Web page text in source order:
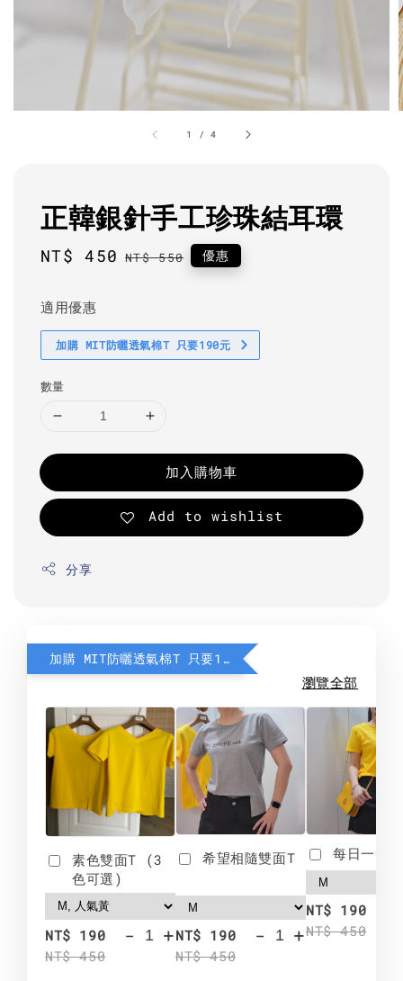
1 /4
正韓銀針手工珍珠結耳環
Sale
NT$ 450 Regular
NT$ 550 優惠
適用優惠
加購 MIT防曬透氣棉T 只要190元
數量
加入購物車
Add to wishlist
分享
加購 MIT防曬透氣棉T 只要190元
瀏覽全部
素色雙面T (3
色可選)
NT$ 190
NT$ 450
- +
希望相隨雙面T
NT$ 190
NT$ 450
- +
每日一笑
NT$ 190
NT$ 450